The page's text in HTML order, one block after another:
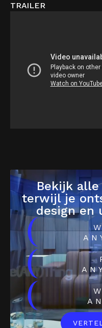
TRAILER
Bekijk
terwijl je
design en
(
(
(